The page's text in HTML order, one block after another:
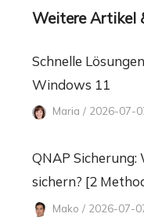
Weitere Artikel
Schnelle
Windows 11
Maria / 2026-07-
QNAP Sicherung:
sichern? [2
Mako / 2026-07-